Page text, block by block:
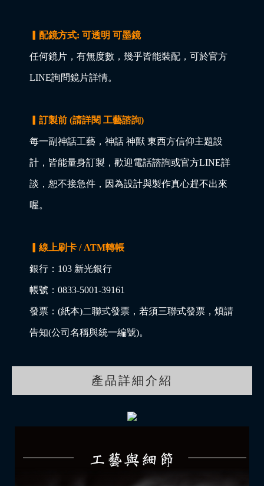
▎配鏡方式: 可透明 可墨鏡
任何鏡片，有無度數，幾乎皆能裝配，可於官方
LINE詢問鏡片詳情。
▎訂製前 (請詳閱 工藝諮詢)
每一副神話工藝，神話 神獸 東西方信仰主題設
計，皆能量身訂製，歡迎電話諮詢或官方LINE詳
談，恕不接急件，因為設計與製作真心趕不出來
喔。
▎線上刷卡 / ATM轉帳
銀行：103 新光銀行
帳號：0833-5001-39161
發票：(紙本)二聯式發票，若須三聯式發票，煩請
告知(公司名稱與統一編號)。
產品詳細介紹